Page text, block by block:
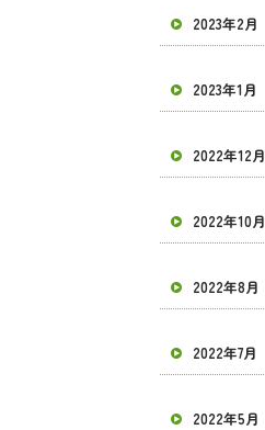
2023年2月
2023年1月
2022年12月
2022年10月
2022年8月
2022年7月
2022年5月